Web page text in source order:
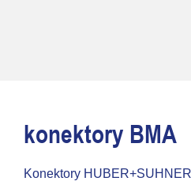
konektory BMA
Konektory